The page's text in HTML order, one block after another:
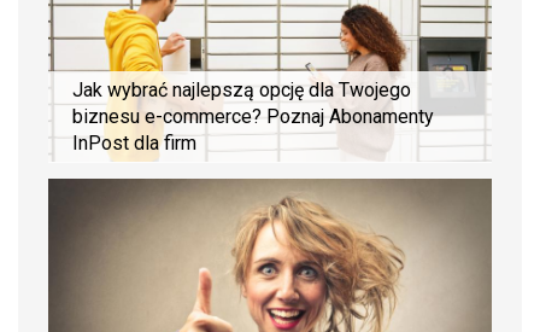
Jak wybrać najlepszą opcję dla Twojego
biznesu e-commerce? Poznaj Abonamenty
InPost dla firm